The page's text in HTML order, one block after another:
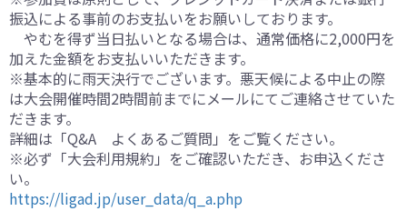
振込による事前のお支払いをお願いしております。
やむを得ず当日払いとなる場合は、通常価格に2,000円を
加えた金額をお支払いいただきます。
※基本的に雨天決行でございます。悪天候による中止の際
は大会開催時間2時間前までにメールにてご連絡させていた
だきます。
詳細は「Q&A よくあるご質問」をご覧ください。
※必ず「大会利用規約」をご確認いただき、お申込くださ
い。
https://ligad.jp/user_data/q_a.php